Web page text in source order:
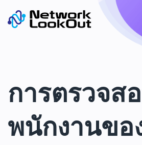
การตรวจส
พนักงานขอ